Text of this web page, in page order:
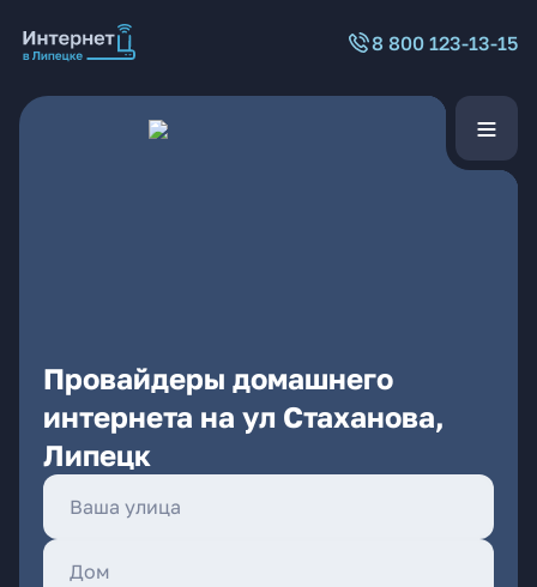
8 800 123-13-15
Провайдеры домашнего
интернета на ул Стаханова,
Липецк